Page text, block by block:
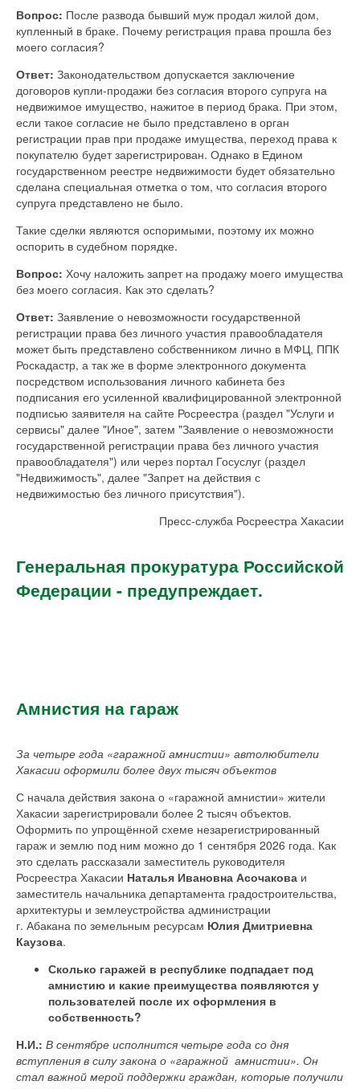
Вопрос: После развода бывший муж продал жилой дом,
купленный в браке. Почему регистрация права прошла без
моего согласия?
Ответ: Законодательством допускается заключение
договоров купли-продажи без согласия второго супруга на
недвижимое имущество, нажитое в период брака. При этом,
если такое согласие не было представлено в орган
регистрации прав при продаже имущества, переход права к
покупателю будет зарегистрирован. Однако в Едином
государственном реестре недвижимости будет обязательно
сделана специальная отметка о том, что согласия второго
супруга представлено не было.
Такие сделки являются оспоримыми, поэтому их можно
оспорить в судебном порядке.
Вопрос: Хочу наложить запрет на продажу моего имущества
без моего согласия. Как это сделать?
Ответ: Заявление о невозможности государственной
регистрации права без личного участия правообладателя
может быть представлено собственником лично в МФЦ, ППК
Роскадастр, а так же в форме электронного документа
посредством использования личного кабинета без
подписания его усиленной квалифицированной электронной
подписью заявителя на сайте Росреестра (раздел "Услуги и
сервисы" далее "Иное", затем "Заявление о невозможности
государственной регистрации права без личного участия
правообладателя") или через портал Госуслуг (раздел
"Недвижимость", далее "Запрет на действия с
недвижимостью без личного присутствия").
Пресс-служба Росреестра Хакасии
Генеральная прокуратура Российской
Федерации - предупреждает.
Амнистия на гараж
За четыре года «гаражной амнистии» автолюбители
Хакасии оформили более двух тысяч объектов
С начала действия закона о «гаражной амнистии» жители
Хакасии зарегистрировали более 2 тысяч объектов.
Оформить по упрощённой схеме незарегистрированный
гараж и землю под ним можно до 1 сентября 2026 года. Как
это сделать рассказали заместитель руководителя
Росреестра Хакасии Наталья Ивановна Асочакова и
заместитель начальника департамента градостроительства,
архитектуры и землеустройства администрации
г. Абакана по земельным ресурсам Юлия Дмитриевна
Каузова.
Сколько гаражей в республике подпадает под
амнистию и какие преимущества появляются у
пользователей после их оформления в
собственность?
Н.И.: В сентябре исполнится четыре года со дня
вступления в силу закона о «гаражной амнистии». Он
стал важной мерой поддержки граждан, которые получили